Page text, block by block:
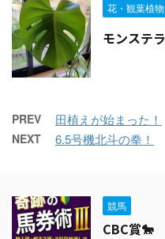
花・観葉植物
モンステ
PREV 田植えが始まった！
NEXT 6.5号機北斗の拳！
競馬
CBC賞🐎